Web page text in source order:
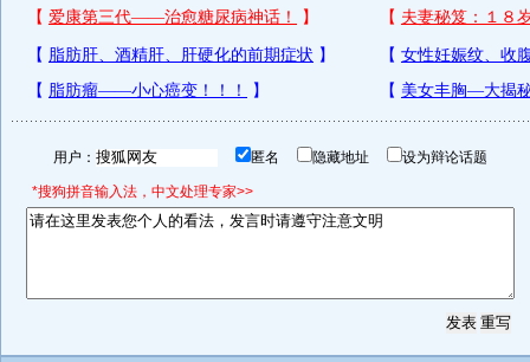
用户： 匿名 隐藏地址 设为辩论话题
*搜狗拼音输入法，中文处理专家>>